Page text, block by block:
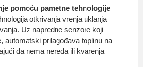
pomoću pametne tehnologije
otkrivanja vrenja uklanja
Uz napredne senzore koji
automatski prilagođava toplinu na
da nema nereda ili kvarenja
Uvjeti i odredbe